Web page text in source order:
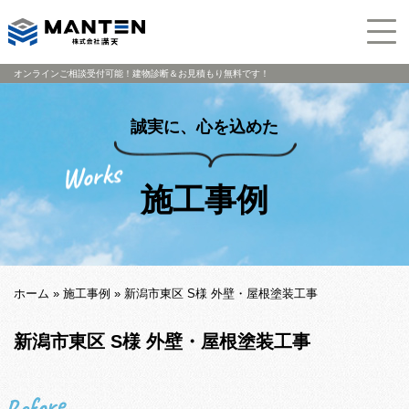
オンラインご相談受付可能！建物診断＆お見積もり無料です！
誠実に、心を込めた
施工事例
ホーム » 施工事例 » 新潟市東区 S様 外壁・屋根塗装工事
新潟市東区 S様 外壁・屋根塗装工事